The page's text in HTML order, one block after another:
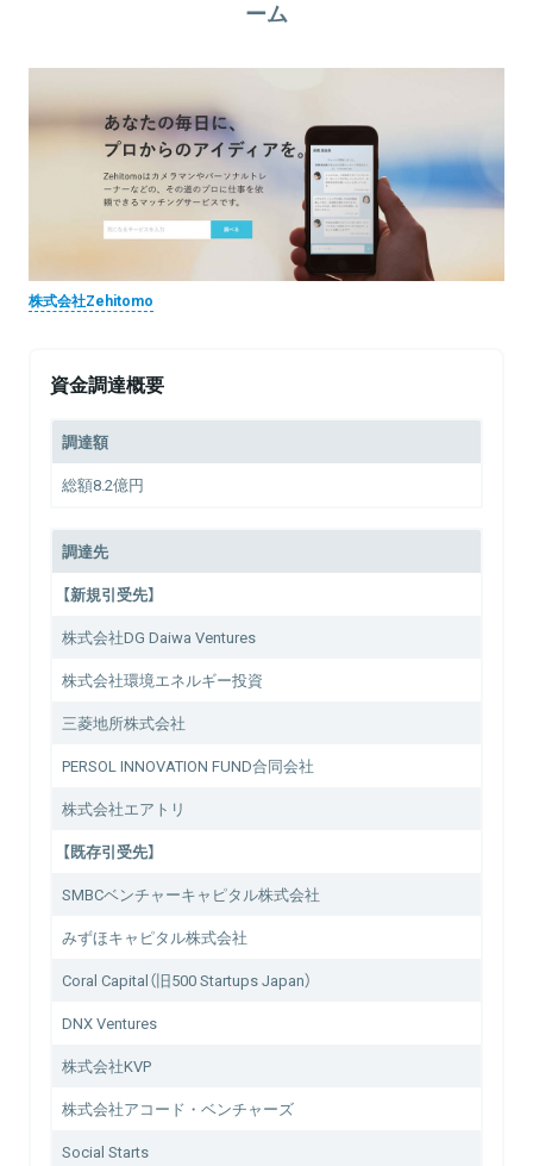
ーム
株式会社Zehitomo
資金調達概要
調達額
総額8.2億円
調達先
【新規引受先】
株式会社DG Daiwa Ventures
株式会社環境エネルギー投資
三菱地所株式会社
PERSOL INNOVATION FUND合同会社
株式会社エアトリ
【既存引受先】
SMBCベンチャーキャピタル株式会社
みずほキャピタル株式会社
Coral Capital（旧500 Startups Japan）
DNX Ventures
株式会社KVP
株式会社アコード・ベンチャーズ
Social Starts